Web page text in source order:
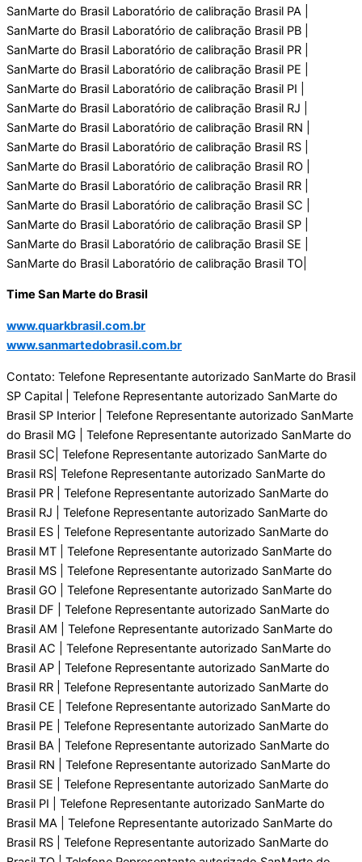
SanMarte do Brasil Laboratório de calibraçāo Brasil PA |
SanMarte do Brasil Laboratório de calibraçāo Brasil PB |
SanMarte do Brasil Laboratório de calibraçāo Brasil PR |
SanMarte do Brasil Laboratório de calibraçāo Brasil PE |
SanMarte do Brasil Laboratório de calibraçāo Brasil PI |
SanMarte do Brasil Laboratório de calibraçāo Brasil RJ |
SanMarte do Brasil Laboratório de calibraçāo Brasil RN |
SanMarte do Brasil Laboratório de calibraçāo Brasil RS |
SanMarte do Brasil Laboratório de calibraçāo Brasil RO |
SanMarte do Brasil Laboratório de calibraçāo Brasil RR |
SanMarte do Brasil Laboratório de calibraçāo Brasil SC |
SanMarte do Brasil Laboratório de calibraçāo Brasil SP |
SanMarte do Brasil Laboratório de calibraçāo Brasil SE |
SanMarte do Brasil Laboratório de calibraçāo Brasil TO|
Time San Marte do Brasil
www.quarkbrasil.com.br
www.sanmartedobrasil.com.br
Contato: Telefone Representante autorizado SanMarte do Brasil
SP Capital | Telefone Representante autorizado SanMarte do
Brasil SP Interior | Telefone Representante autorizado SanMarte
do Brasil MG | Telefone Representante autorizado SanMarte do
Brasil SC| Telefone Representante autorizado SanMarte do
Brasil RS| Telefone Representante autorizado SanMarte do
Brasil PR | Telefone Representante autorizado SanMarte do
Brasil RJ | Telefone Representante autorizado SanMarte do
Brasil ES | Telefone Representante autorizado SanMarte do
Brasil MT | Telefone Representante autorizado SanMarte do
Brasil MS | Telefone Representante autorizado SanMarte do
Brasil GO | Telefone Representante autorizado SanMarte do
Brasil DF | Telefone Representante autorizado SanMarte do
Brasil AM | Telefone Representante autorizado SanMarte do
Brasil AC | Telefone Representante autorizado SanMarte do
Brasil AP | Telefone Representante autorizado SanMarte do
Brasil RR | Telefone Representante autorizado SanMarte do
Brasil CE | Telefone Representante autorizado SanMarte do
Brasil PE | Telefone Representante autorizado SanMarte do
Brasil BA | Telefone Representante autorizado SanMarte do
Brasil RN | Telefone Representante autorizado SanMarte do
Brasil SE | Telefone Representante autorizado SanMarte do
Brasil PI | Telefone Representante autorizado SanMarte do
Brasil MA | Telefone Representante autorizado SanMarte do
Brasil RS | Telefone Representante autorizado SanMarte do